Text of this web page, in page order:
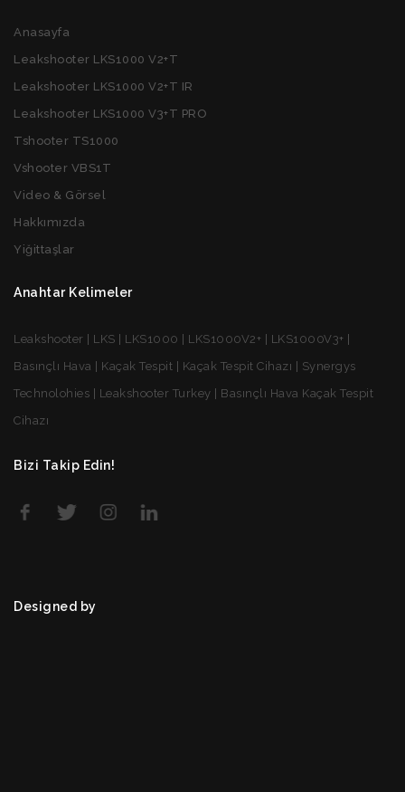
Anasayfa
Leakshooter LKS1000 V2+T
Leakshooter LKS1000 V2+T IR
Leakshooter LKS1000 V3+T PRO
Tshooter TS1000
Vshooter VBS1T
Video & Görsel
Hakkımızda
Yiğittaşlar
Anahtar Kelimeler
Leakshooter | LKS | LKS1000 | LKS1000V2+ | LKS1000V3+ |
Basınçlı Hava | Kaçak Tespit | Kaçak Tespit Cihazı | Synergys
Technolohies | Leakshooter Turkey | Basınçlı Hava Kaçak Tespit
Cihazı
Bizi Takip Edin!
Designed by